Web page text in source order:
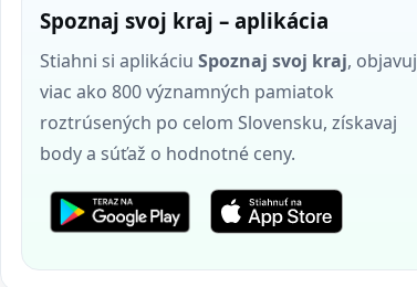
Spoznaj svoj kraj – aplikácia
Stiahni si aplikáciu Spoznaj svoj kraj, objavuj
viac ako 800 významných pamiatok
roztrúsených po celom Slovensku, získavaj
body a súťaž o hodnotné ceny.